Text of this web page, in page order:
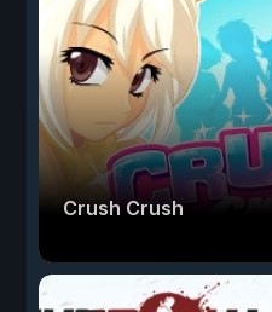
Crush Crush